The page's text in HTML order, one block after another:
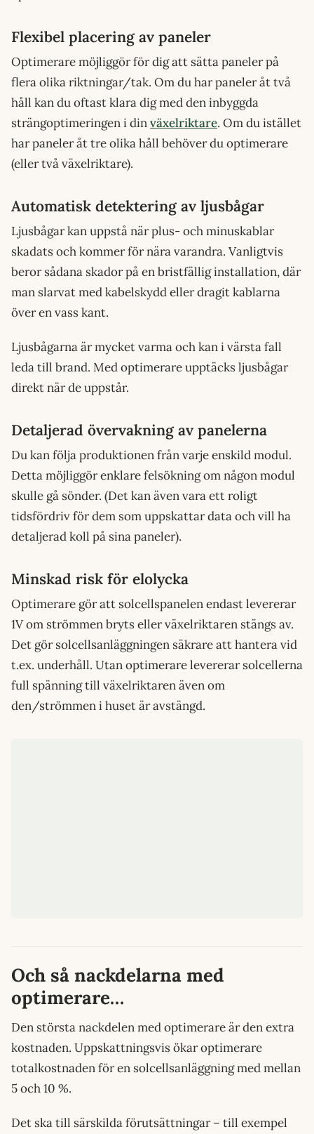
Flexibel placering av paneler
Optimerare möjliggör för dig att sätta paneler på
flera olika riktningar/tak. Om du har paneler åt två
håll kan du oftast klara dig med den inbyggda
strängoptimeringen i dinväxelriktare. Om du istället
har paneler åt tre olika håll behöver du optimerare
(eller två växelriktare).
Automatisk detektering av ljusbågar
Ljusbågar kan uppstå när plus- och minuskablar
skadats och kommer för nära varandra. Vanligtvis
beror sådana skador på en bristfällig installation, där
man slarvat med kabelskydd eller dragit kablarna
över en vass kant.
Ljusbågarna är mycket varma och kan i värsta fall
leda till brand. Med optimerare upptäcks ljusbågar
direkt när de uppstår.
Detaljerad övervakning av panelerna
Du kan följa produktionen från varje enskild modul.
Detta möjliggör enklare felsökning om någon modul
skulle gå sönder. (Det kan även vara ett roligt
tidsfördriv för dem som uppskattar data och vill ha
detaljerad koll på sina paneler).
Minskad risk för elolycka
Optimerare gör att solcellspanelen endast levererar
1V om strömmen bryts eller växelriktaren stängs av.
Det gör solcellsanläggningen säkrare att hantera vid
t.ex. underhåll. Utan optimerare levererar solcellerna
full spänning till växelriktaren även om
den/strömmen i huset är avstängd.
Och så nackdelarna med
optimerare…
Den största nackdelen med optimerare är den extra
kostnaden. Uppskattningsvis ökar optimerare
totalkostnaden för en solcellsanläggning med mellan
5 och 10 %.
Det ska till särskilda förutsättningar – till exempel